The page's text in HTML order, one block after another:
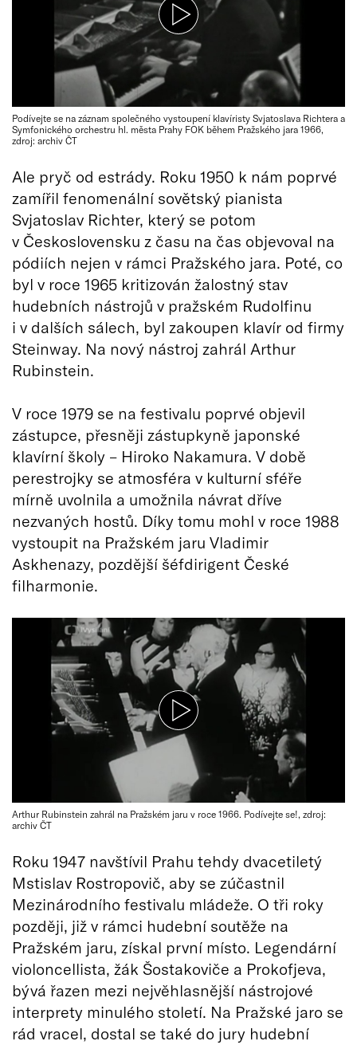
Podívejte se na záznam společného vystoupení klavíristy Svjatoslava Richtera a
Symfonického orchestru hl. města Prahy FOK během Pražského jara 1966,
zdroj: archiv ČT
Ale pryč od estrády. Roku 1950 k nám poprvé
zamířil fenomenální sovětský pianista
Svjatoslav Richter, který se potom
v Československu z času na čas objevoval na
pódiích nejen v rámci Pražského jara. Poté, co
byl v roce 1965 kritizován žalostný stav
hudebních nástrojů v pražském Rudolfinu
i v dalších sálech, byl zakoupen klavír od firmy
Steinway. Na nový nástroj zahrál Arthur
Rubinstein.
V roce 1979 se na festivalu poprvé objevil
zástupce, přesněji zástupkyně japonské
klavírní školy – Hiroko Nakamura. V době
perestrojky se atmosféra v kulturní sféře
mírně uvolnila a umožnila návrat dříve
nezvaných hostů. Díky tomu mohl v roce 1988
vystoupit na Pražském jaru Vladimir
Askhenazy, pozdější šéfdirigent České
filharmonie.
Arthur Rubinstein zahrál na Pražském jaru v roce 1966. Podívejte se!, zdroj:
archiv ČT
Roku 1947 navštívil Prahu tehdy dvacetiletý
Mstislav Rostropovič, aby se zúčastnil
Mezinárodního festivalu mládeže. O tři roky
později, již v rámci hudební soutěže na
Pražském jaru, získal první místo. Legendární
violoncellista, žák Šostakoviče a Prokofjeva,
bývá řazen mezi nejvěhlasnější nástrojové
interprety minulého století. Na Pražské jaro se
rád vracel, dostal se také do jury hudební